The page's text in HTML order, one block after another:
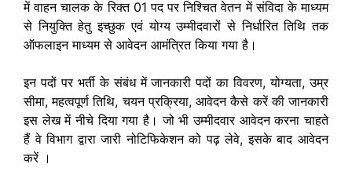
में वाहन चालक के रिक्त 01 पद पर निश्चित वेतन में संविदा के माध्यम
से नियुक्ति हेतु इच्छुक एवं योग्य उम्मीदवारों से निर्धारित तिथि तक
ऑफलाइन माध्यम से आवेदन आमंत्रित किया गया है।
इन पदों पर भर्ती के संबंध में जानकारी पदों का विवरण, योग्यता, उम्र
सीमा, महत्वपूर्ण तिथि, चयन प्रक्रिया, आवेदन कैसे करें की जानकारी
इस लेख में नीचे दिया गया है। जो भी उम्मीदवार आवेदन करना चाहते
हैं वे विभाग द्वारा जारी नोटिफिकेशन को पढ़ लेवे, इसके बाद आवेदन
करें ।